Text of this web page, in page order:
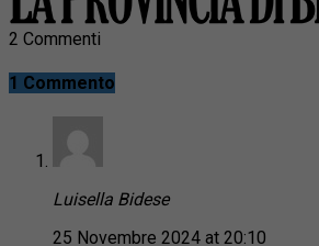
2 Commenti
1 Commento
Luisella Bidese
25 Novembre 2024 at 20:10